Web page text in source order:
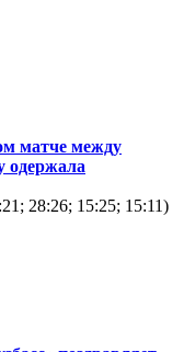
матче между
одержала
28:26; 15:25; 15:11)